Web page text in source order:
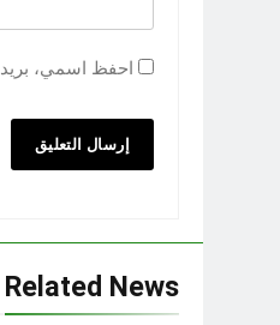
احفظ اسمي،
Related News